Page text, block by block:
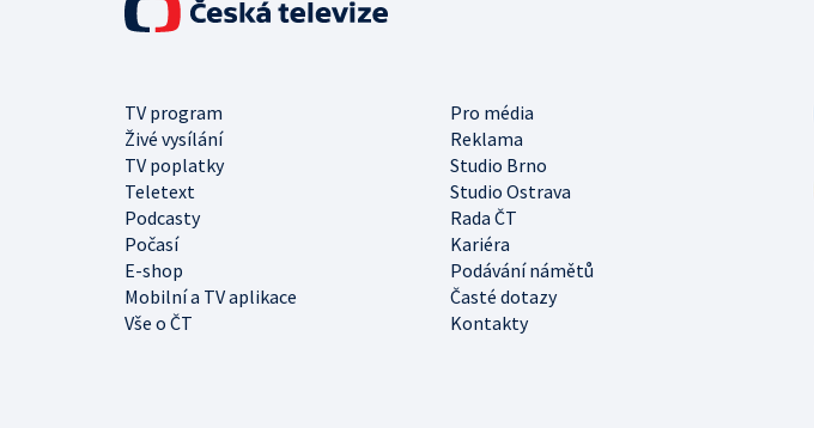
TV program
Pro média
Živé vysílání
Reklama
TV poplatky
Studio Brno
Teletext
Studio Ostrava
Podcasty
Rada ČT
Počasí
Kariéra
E-shop
Podávání námětů
Mobilní a TV aplikace
Časté dotazy
Vše o ČT
Kontakty